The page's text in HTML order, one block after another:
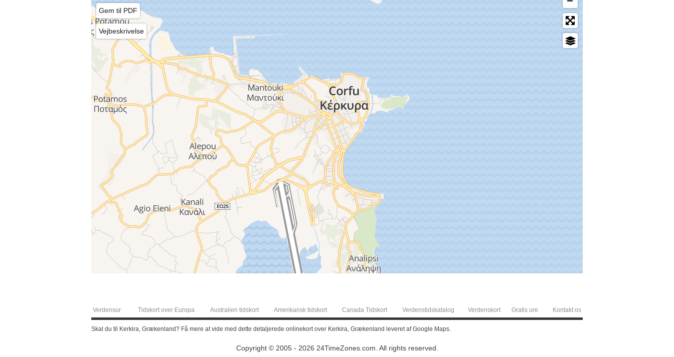
Gem til PDF
Vejbeskrivelse
Verdensur Tidskort over Europa Australien tidskort Amerikansk tidskort Canada Tidskort Verdenstidskatalog Verdenskort Gratis ure Kontakt os
Skal du til Kerkira, Grækenland? Få mere at vide med dette detaljerede onlinekort over Kerkira, Grækenland leveret af Google Maps.
Copyright © 2005 - 2026 24TimeZones.com. All rights reserved.